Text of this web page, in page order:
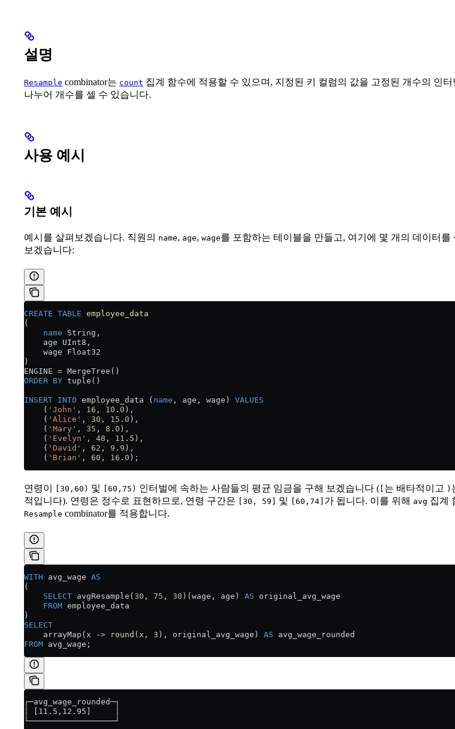
설명
Resample combinator는 count 집계 함수에 적용할 수 있으며, 지정된 키 컬럼의 값을 고정된 개수의 인터
나누어 개수를 셀 수 있습니다.
사용 예시
기본 예시
예시를 살펴보겠습니다. 직원의 name, age, wage를 포함하는 테이블을 만들고, 여기에 몇 개의 데이터를
보겠습니다:
CREATE TABLE employee_data
(
    name
String,
    age UInt8,
    wage Float32
)
ENGINE = MergeTree()
ORDER BY tuple()
INSERT INTO employee_data ( name , age, wage) VALUES
    (
'John' , 16 , 10 . 0 ),
    (
'Alice' , 30 , 15 . 0 ),
    (
'Mary' , 35 , 8 . 0 ),
    (
'Evelyn' , 48 , 11 . 5 ),
    (
'David' , 62 , 9 . 9 ),
    (
'Brian' , 60 , 16 . 0 );
연령이 [30,60) 및 [60,75) 인터벌에 속하는 사람들의 평균 임금을 구해 보겠습니다 ( [ 는 배타적이고 )
적입니다). 연령은 정수로 표현하므로, 연령 구간은 [30, 59] 및 [60,74] 가 됩니다. 이를 위해 avg 집계
Resample combinator를 적용합니다.
WITH avg_wage AS
(
    SELECT
avgResample( 30 , 75 , 30 )(wage, age) AS original_avg_wage
    FROM
employee_data
)
SELECT
    arrayMap(x
-> round (x, 3 ), original_avg_wage) AS avg_wage_rounded
FROM avg_wage;
┌─avg_wage_rounded─┐
│ [11.5,12.95]     │
└──────────────────┘